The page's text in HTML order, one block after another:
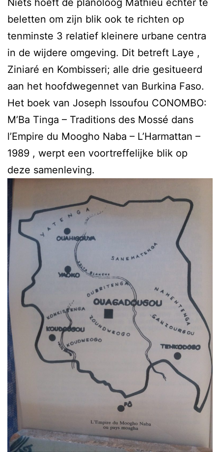
beletten om zijn blik ook te richten op
tenminste 3 relatief kleinere urbane centra
in de wijdere omgeving. Dit betreft Laye ,
Ziniaré en Kombisseri; alle drie gesitueerd
aan het hoofdwegennet van Burkina Faso.
Het boek van Joseph Issoufou CONOMBO:
M’Ba Tinga – Traditions des Mossé dans
l’Empire du Moogho Naba – L’Harmattan –
1989 , werpt een voortreffelijke blik op
deze samenleving.